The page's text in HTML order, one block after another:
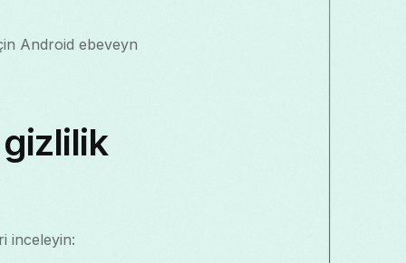
Android ebeveyn
inceleyin: